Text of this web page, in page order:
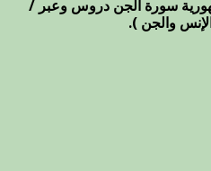
سورة الجن دروس وعبر /